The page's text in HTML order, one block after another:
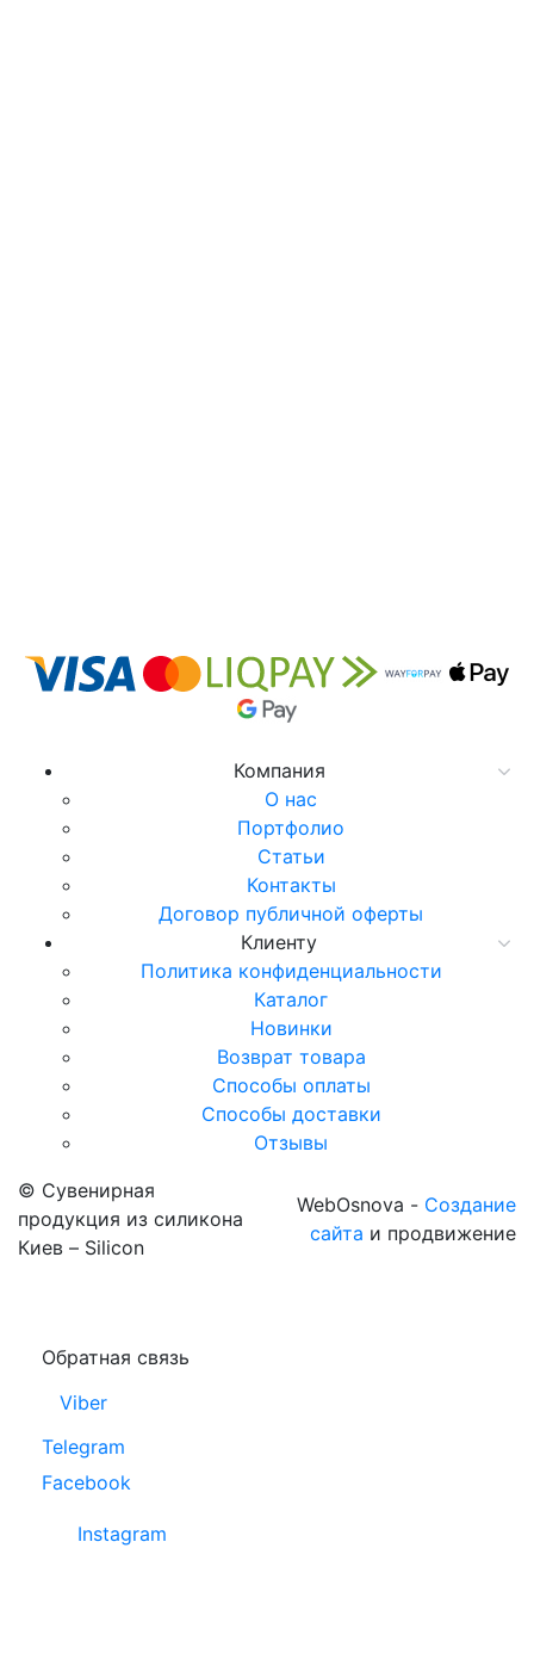
Компания
О нас
Портфолио
Статьи
Контакты
Договор публичной оферты
Клиенту
Политика конфиденциальности
Каталог
Новинки
Возврат товара
Способы оплаты
Способы доставки
Отзывы
© Сувенирная
продукция из силикона
Киев – Silicon
WebOsnova - Создание
сайта и продвижение
Обратная связь
Viber
Telegram
Facebook
Instagram